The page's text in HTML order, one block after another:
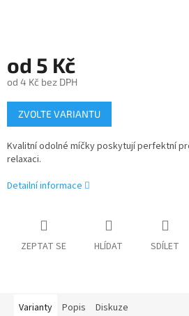
od 5 Kč
od 4 Kč bez DPH
Měrná
cena:
ZVOLTE VARIANTU
Kvalitní odolné míčky poskytují perfektní
relaxaci.
Detailní informace
ZEPTAT SE HLÍDAT SDÍLET
Varianty Popis Diskuze